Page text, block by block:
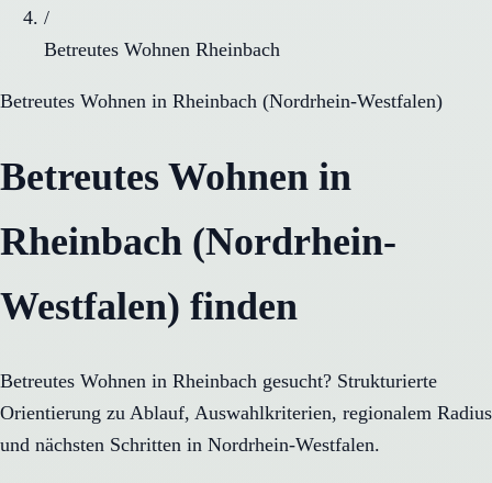
/
Betreutes Wohnen Rheinbach
Betreutes Wohnen in Rheinbach (Nordrhein-Westfalen)
Betreutes Wohnen in
Rheinbach (Nordrhein-
Westfalen) finden
Betreutes Wohnen in Rheinbach gesucht? Strukturierte
Orientierung zu Ablauf, Auswahlkriterien, regionalem Radius
und nächsten Schritten in Nordrhein-Westfalen.